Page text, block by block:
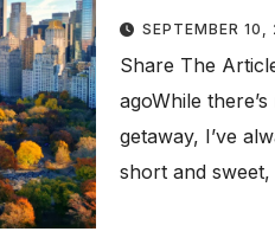
According
SEPTEMBER
Share The
agoWhile
getaway, I’ve
short and